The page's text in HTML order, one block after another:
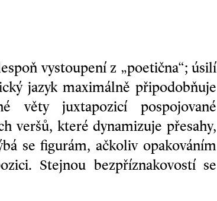
vystoupení z „poetična“; úsilí
jazyk maximálně připodobňuje
věty juxtapozicí pospojované
veršů, které dynamizuje přesahy,
se figurám, ačkoliv opakováním
Stejnou bezpříznakovostí se